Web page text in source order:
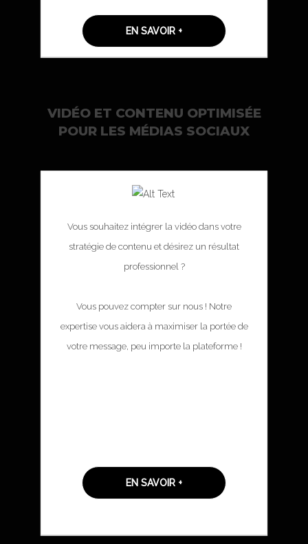
EN SAVOIR +
VIDÉO ET CONTENU OPTIMISÉE
POUR LES MÉDIAS SOCIAUX
Vous souhaitez intégrer la vidéo dans votre
stratégie de contenu et désirez un résultat
professionnel ?
Vous pouvez compter sur nous ! Notre
expertise vous aidera à maximiser la portée de
votre message, peu importe la plateforme !
EN SAVOIR +